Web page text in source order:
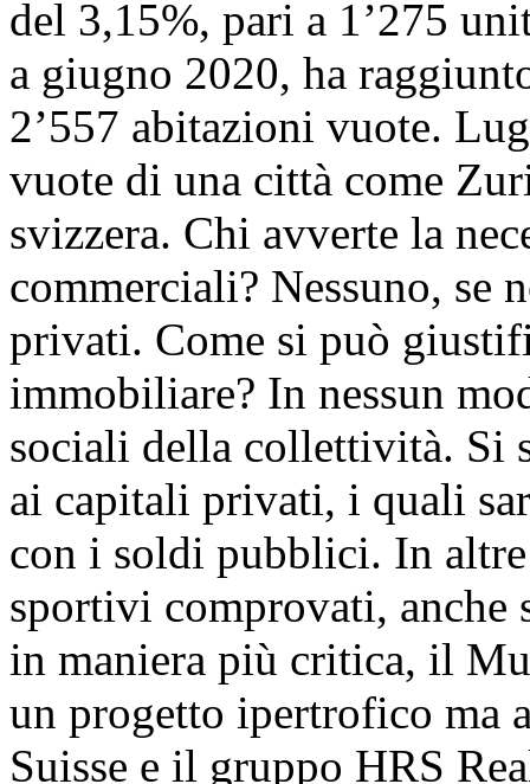
del 3,15%, pari a 1’275
a giugno 2020, ha
2’557 abitazioni vuote.
vuote di una città come
svizzera. Chi avverte la
commerciali? Nessuno, se
privati. Come si può
immobiliare? In nessun
sociali della collettività. Si
ai capitali privati, i quali
con i soldi pubblici. In
sportivi comprovati, anche
in maniera più critica, il
un progetto ipertrofico ma
Suisse e il gruppo HRS